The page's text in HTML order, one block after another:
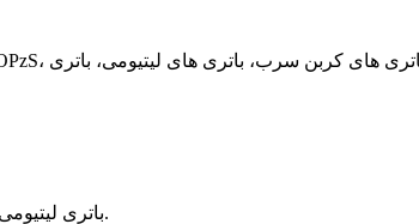
باتری لیتیومی 48 ولتی برای ذخیره انرژی سیستم خورشیدی، یو پی اس، مخابرات، برق پشتیبان.